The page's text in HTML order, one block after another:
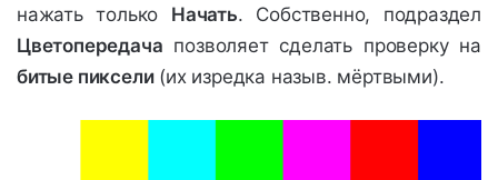
нажать только Начать. Собственно, подраздел
Цветопередача позволяет сделать проверку на
битые пиксели(их изредка назыв. мёртвыми).